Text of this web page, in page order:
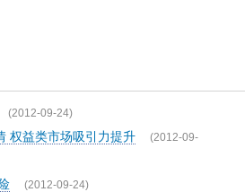
(2012-09-24)
权益类市场吸引力提升 (2012-09-
(2012-09-24)